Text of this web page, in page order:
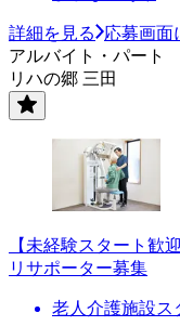
詳細を見る
応募画面
アルバイト・パート
リハの郷 三田
【未経験スタート
リサポーター募集
老人介護施設ス